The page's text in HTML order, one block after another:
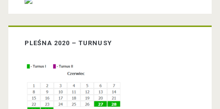
mPLEŚNA 2020 – TURNUSY